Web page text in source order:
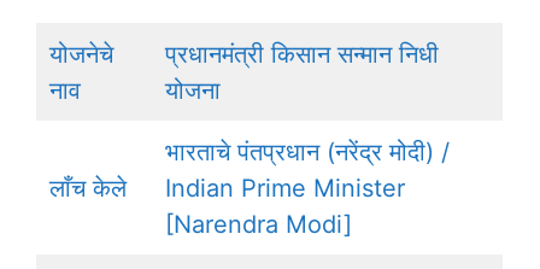
योजनेचे
नाव
प्रधानमंत्री किसान सन्मान निधी
योजना
लाँच केले
भारताचे पंतप्रधान (नरेंद्र मोदी) /
Indian Prime Minister
[Narendra Modi]